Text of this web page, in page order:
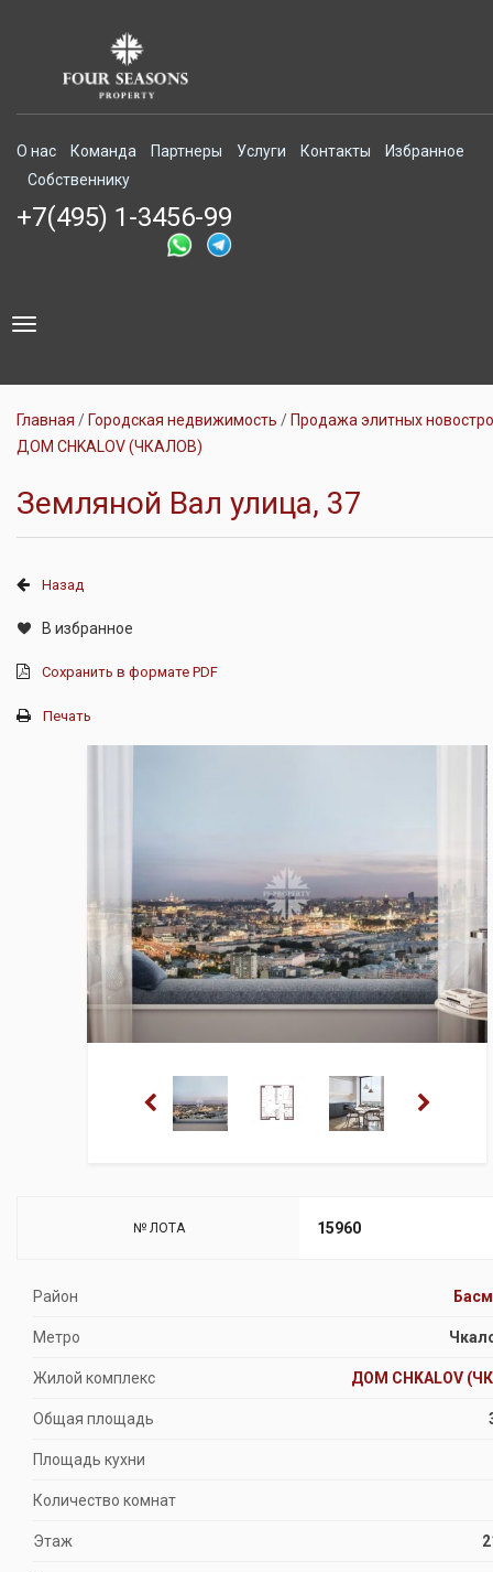
О нас Команда Партнеры Услуги Контакты
Избранное
Собственнику
+7(495) 1-3456-99
Toggle
Главная Городская недвижимость
Продажа элитных
ДОМ CHKALOV (ЧКАЛОВ)
Земляной Вал улица, 37
Назад
В избранное
Сохранить в формате PDF
Печать
№ ЛОТА 15960
Район
Метро
Жилой комплекс ДОМ CHKALOV
Общая площадь
Площадь кухни
Количество комнат
Этаж